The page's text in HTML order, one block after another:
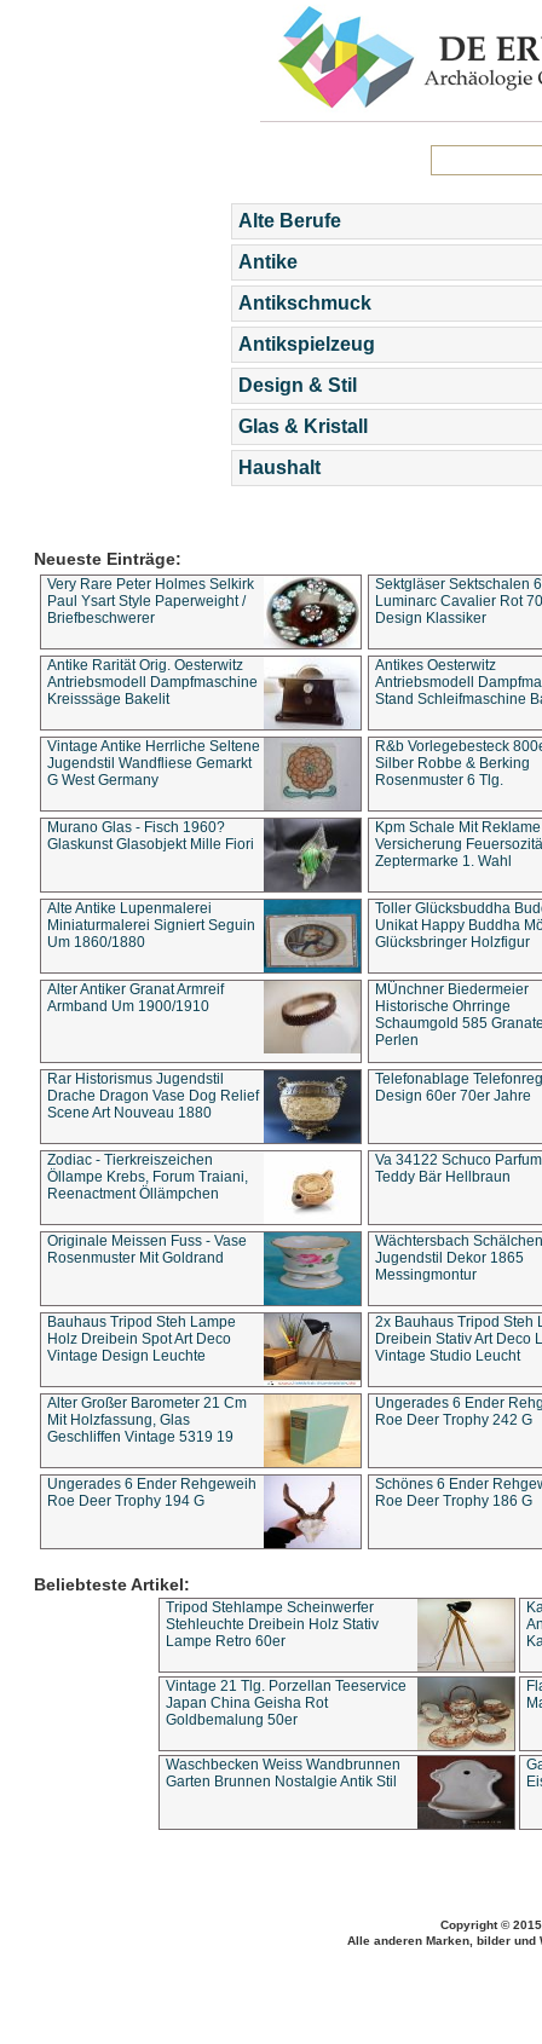
Alte Berufe
Antike
Antikschmuck
Antikspielzeug
Design & Stil
Glas & Kristall
Haushalt
Neueste Einträge:
Very Rare Peter Holmes Selkirk
Paul Ysart Style Paperweight /
Briefbeschwerer
Sektgläser Sektschalen
Luminarc Cavalier Rot
Design Klassiker
Antike Rarität Orig. Oesterwitz
Antriebsmodell Dampfmaschine
Kreisssäge Bakelit
Antikes Oesterwitz
Antriebsmodell
Stand Schleifmaschine
Vintage Antike Herrliche Seltene
Jugendstil Wandfliese Gemarkt
G West Germany
R&b Vorlegebesteck
Silber Robbe & Berking
Rosenmuster 6 Tlg.
Murano Glas - Fisch 1960?
Glaskunst Glasobjekt Mille Fiori
Kpm Schale Mit Reklame
Versicherung
Zeptermarke 1. Wahl
Alte Antike Lupenmalerei
Miniaturmalerei Signiert Seguin
Um 1860/1880
Toller Glücksbuddha
Unikat Happy Buddha
Glücksbringer Holzfigur
Alter Antiker Granat Armreif
Armband Um 1900/1910
MÜnchner Biedermeier
Historische Ohrringe
Schaumgold 585
Perlen
Rar Historismus Jugendstil
Drache Dragon Vase Dog Relief
Scene Art Nouveau 1880
Telefonablage
Design 60er 70er Jahre
Zodiac - Tierkreiszeichen
Öllampe Krebs, Forum Traiani,
Reenactment Öllämpchen
Va 34122 Schuco
Teddy Bär Hellbraun
Originale Meissen Fuss - Vase
Rosenmuster Mit Goldrand
Wächtersbach Schälchen
Jugendstil Dekor 1865
Messingmontur
Bauhaus Tripod Steh Lampe
Holz Dreibein Spot Art Deco
Vintage Design Leuchte
2x Bauhaus Tripod Steh
Dreibein Stativ Art Deco
Vintage Studio Leucht
Alter Großer Barometer 21 Cm
Mit Holzfassung, Glas
Geschliffen Vintage 5319 19
Ungerades 6 Ender
Roe Deer Trophy 242 G
Ungerades 6 Ender Rehgeweih
Roe Deer Trophy 194 G
Schönes 6 Ender
Roe Deer Trophy 186 G
Beliebteste Artikel:
Tripod Stehlampe Scheinwerfer
Stehleuchte Dreibein Holz Stativ
Lampe Retro 60er
Vintage 21 Tlg. Porzellan Teeservice
Japan China Geisha Rot
Goldbemalung 50er
Waschbecken Weiss Wandbrunnen
Garten Brunnen Nostalgie Antik Stil
Copyright ©
Alle anderen Marken, bilder und